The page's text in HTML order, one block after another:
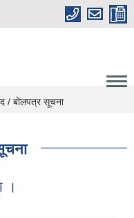
/ बोलपत्र सूचना
।